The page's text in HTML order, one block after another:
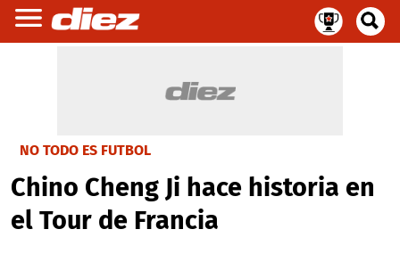
NO TODO ES FUTBOL
Chino Cheng Ji hace historia en
el Tour de Francia